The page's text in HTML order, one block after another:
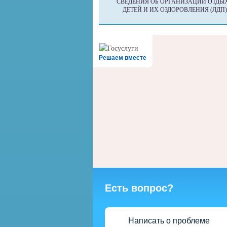
СВЕДЕНИЯ ОБ ОРГАНИЗАЦИИ
ДЕТЕЙ И ИХ ОЗДОРОВЛЕНИЯ (ЛДП)
Решаем вместе
Есть вопрос?
Написать о проблеме